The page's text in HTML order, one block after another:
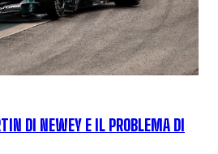
DI NEWEY E IL PROBLEMA DI